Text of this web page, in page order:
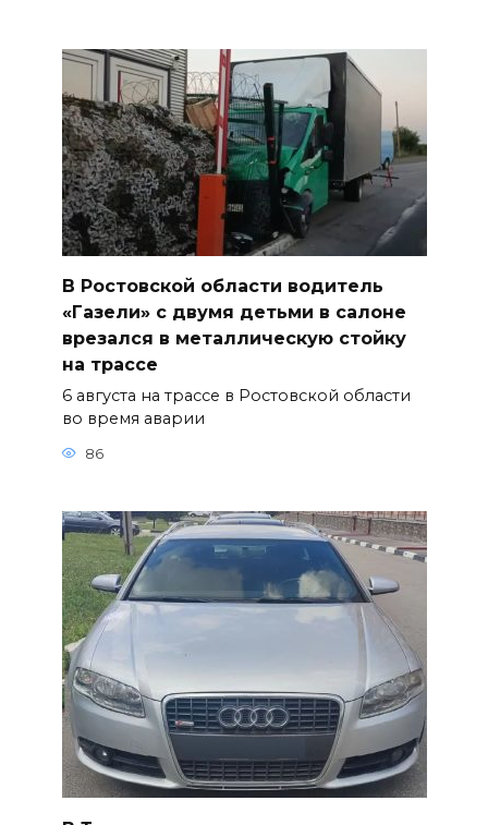
В Ростовской области водитель
«Газели» с двумя детьми в салоне
врезался в металлическую стойку
на трассе
6 августа на трассе в Ростовской области
во время аварии
86